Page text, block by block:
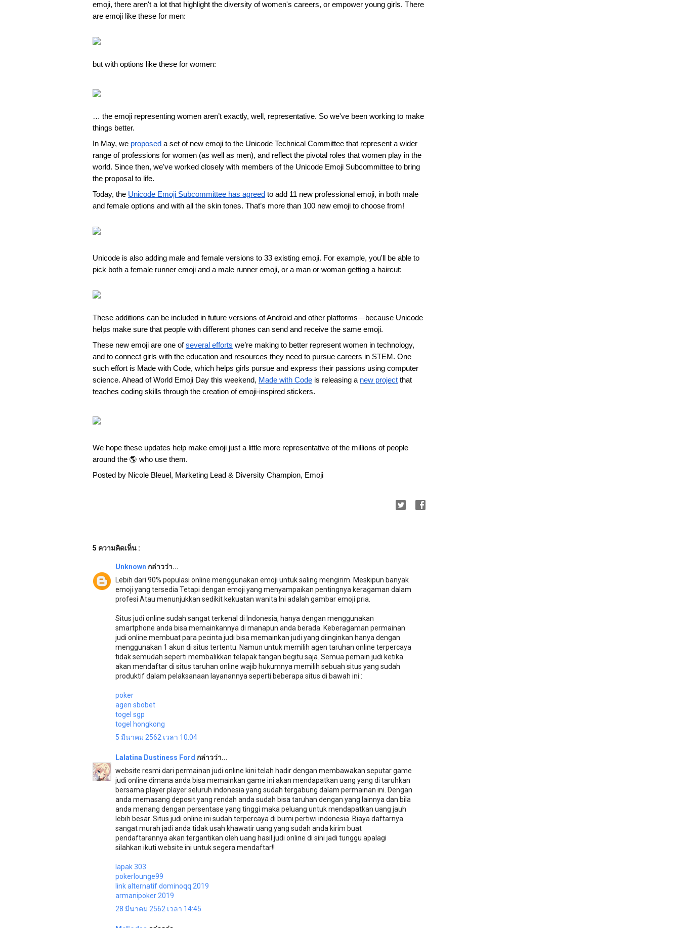
emoji, there aren't a lot that highlight the diversity of women's careers, or empower young girls. There
are emoji like these for men:
but with options like these for women:
… the emoji representing women aren’t exactly, well, representative. So we've been working to make
things better.
In May, we proposed a set of new emoji to the Unicode Technical Committee that represent a wider
range of professions for women (as well as men), and reflect the pivotal roles that women play in the
world. Since then, we've worked closely with members of the Unicode Emoji Subcommittee to bring
the proposal to life.
Today, the Unicode Emoji Subcommittee has agreed to add 11 new professional emoji, in both male
and female options and with all the skin tones. That’s more than 100 new emoji to choose from!
Unicode is also adding male and female versions to 33 existing emoji. For example, you'll be able to
pick both a female runner emoji and a male runner emoji, or a man or woman getting a haircut:
These additions can be included in future versions of Android and other platforms—because Unicode
helps make sure that people with different phones can send and receive the same emoji.
These new emoji are one of several efforts we’re making to better represent women in technology,
and to connect girls with the education and resources they need to pursue careers in STEM. One
such effort is Made with Code, which helps girls pursue and express their passions using computer
science. Ahead of World Emoji Day this weekend, Made with Code is releasing a new project that
teaches coding skills through the creation of emoji-inspired stickers.
We hope these updates help make emoji just a little more representative of the millions of people
around the 🌎 who use them.
Posted by Nicole Bleuel, Marketing Lead & Diversity Champion, Emoji
5 ความคิดเห็น :
Unknown กล่าวว่า...
Lebih dari 90% populasi online menggunakan emoji untuk saling mengirim. Meskipun banyak
emoji yang tersedia Tetapi dengan emoji yang menyampaikan pentingnya keragaman dalam
profesi Atau menunjukkan sedikit kekuatan wanita Ini adalah gambar emoji pria.
Situs judi online sudah sangat terkenal di Indonesia, hanya dengan menggunakan
smartphone anda bisa memainkannya di manapun anda berada. Keberagaman permainan
judi online membuat para pecinta judi bisa memainkan judi yang diinginkan hanya dengan
menggunakan 1 akun di situs tertentu. Namun untuk memilih agen taruhan online terpercaya
tidak semudah seperti membalikkan telapak tangan begitu saja. Semua pemain judi ketika
akan mendaftar di situs taruhan online wajib hukumnya memilih sebuah situs yang sudah
produktif dalam pelaksanaan layanannya seperti beberapa situs di bawah ini :
poker
agen sbobet
togel sgp
togel hongkong
5 มีนาคม 2562 เวลา 10:04
Lalatina Dustiness Ford กล่าวว่า...
website resmi dari permainan judi online kini telah hadir dengan membawakan seputar game
judi online dimana anda bisa memainkan game ini akan mendapatkan uang yang di taruhkan
bersama player player seluruh indonesia yang sudah tergabung dalam permainan ini. Dengan
anda memasang deposit yang rendah anda sudah bisa taruhan dengan yang lainnya dan bila
anda menang dengan persentase yang tinggi maka peluang untuk mendapatkan uang jauh
lebih besar. Situs judi online ini sudah terpercaya di bumi pertiwi indonesia. Biaya daftarnya
sangat murah jadi anda tidak usah khawatir uang yang sudah anda kirim buat
pendaftarannya akan tergantikan oleh uang hasil judi online di sini jadi tunggu apalagi
silahkan ikuti website ini untuk segera mendaftar!!
lapak 303
pokerlounge99
link alternatif dominoqq 2019
armanipoker 2019
28 มีนาคม 2562 เวลา 14:45